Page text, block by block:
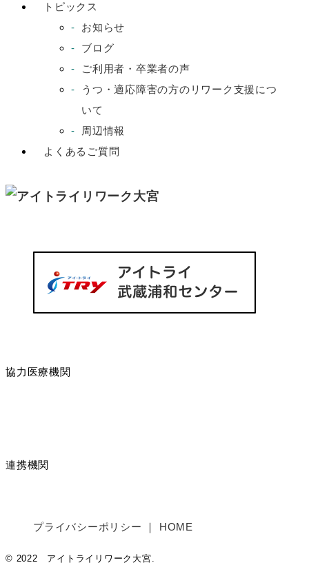
トピックス
お知らせ
ブログ
ご利用者・卒業者の声
うつ・適応障害の方のリワーク支援につ
いて
周辺情報
よくあるご質問
協力医療機関
連携機関
プライバシーポリシー HOME
© 2022 アイトライリワーク大宮.